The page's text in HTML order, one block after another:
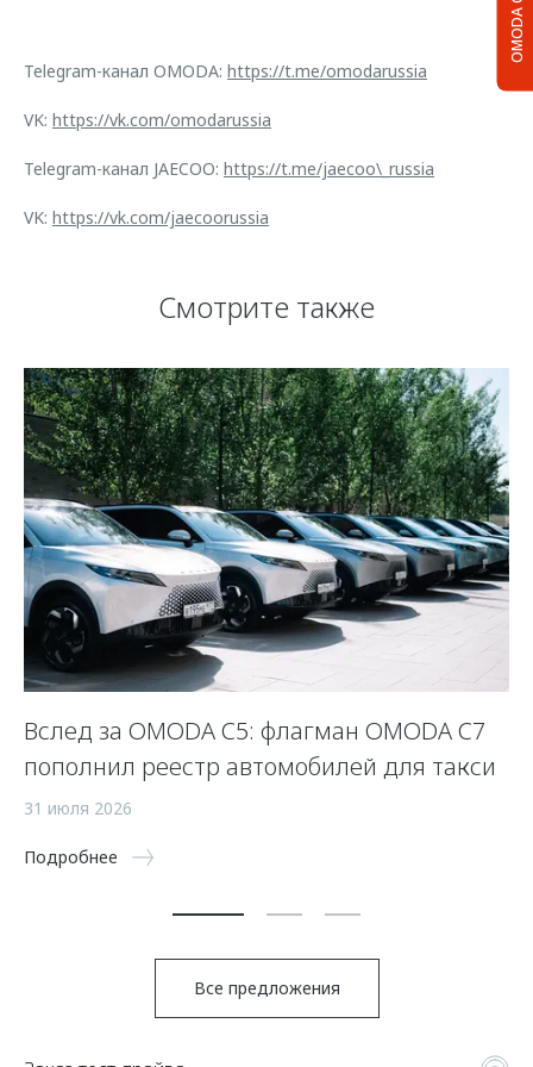
OMODA C5
Telegram-канал OMODA: https://t.me/omodarussia
VK: https://vk.com/omodarussia
Telegram-канал JAECOO: https://t.me/jaecoo\_russia
VK: https://vk.com/jaecoorussia
Смотрите также
Вслед за OMODA C5: флагман OMODA C7
пополнил реестр автомобилей для такси
31 июля 2026
Подробнее
Все предложения